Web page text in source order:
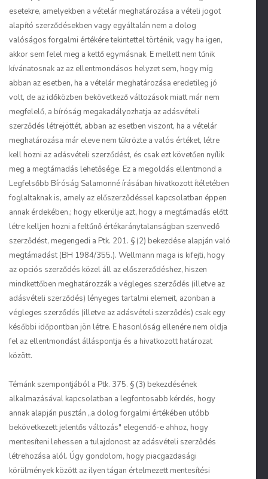
esetekre, amelyekben a vételár meghatározása a vételi jogot
alapító szerződésekben vagy egyáltalán nem a dolog
valóságos forgalmi értékére tekintettel történik, vagy ha igen,
akkor sem felel meg a kettő egymásnak. E mellett nem tűnik
kívánatosnak az az ellentmondásos helyzet sem, hogy míg
abban az esetben, ha a vételár meghatározása eredetileg jó
volt, de az időközben bekövetkező változások miatt már nem
megfelelő, a bíróság megakadályozhatja az adásvételi
szerződés létrejöttét, abban az esetben viszont, ha a vételár
meghatározása már eleve nem tükrözte a valós értéket, létre
kell hozni az adásvételi szerződést, és csak ezt követően nyílik
meg a megtámadás lehetősége. Ez a megoldás ellentmond a
Legfelsőbb Bíróság Salamonné írásában hivatkozott ítéletében
foglaltaknak is, amely az előszerződéssel kapcsolatban éppen
annak érdekében,; hogy elkerülje azt, hogy a megtámadás előtt
létre kelljen hozni a feltűnő értékaránytalanságban szenvedő
szerződést, megengedi a Ptk. 201. § (2) bekezdése alapján való
megtámadást (BH 1984/355.). Wellmann maga is kifejti, hogy
az opciós szerződés közel áll az előszerződéshez, hiszen
mindket­tőben meghatározzák a végleges szerződés (illetve az
adásvételi szerződés) lényeges tartalmi elemeit, azonban a
végleges szerződés (illetve az adásvételi szerződés) csak egy
későbbi időpontban jön létre. E hasonlóság ellenére nem oldja
fel az ellentmondást álláspontja és a hivatkozott határozat
között.
Témánk szempontjából a Ptk. 375. § (3) bekezdésének
alkalmazásával kapcsolatban a legfontosabb kérdés, hogy
annak alapján pusztán „a dolog forgalmi értékében utóbb
bekövetkezett jelentős változás" elegendő-e ahhoz, hogy
mentesíteni lehessen a tulajdonost az adásvételi szerződés
létrehozása alól. Úgy gondolom, hogy piacgazdasági
körülmények között az ilyen tágan értelmezett mentesítési